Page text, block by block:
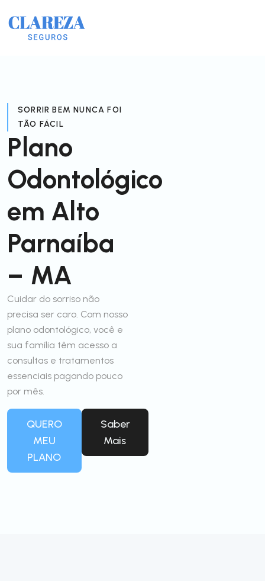
SORRIR BEM NUNCA FOI
TÃO FÁCIL
Plano
Odontológico
em Alto
Parnaíba
– MA
Cuidar do sorriso não
precisa ser caro. Com nosso
plano odontológico, você e
sua família têm acesso a
consultas e tratamentos
essenciais pagando pouco
por mês.
QUERO
MEU
PLANO
Saber
Mais